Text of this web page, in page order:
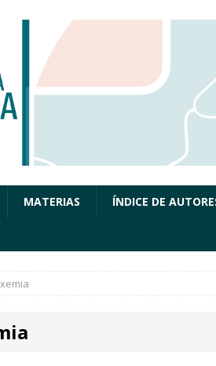
MATERIAS ÍNDICE DE